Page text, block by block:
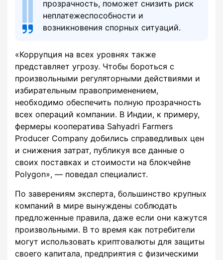
прозрачность, поможет снизить риск
неплатежеспособности и
возникновения спорных ситуаций.
«Коррупция на всех уровнях также
представляет угрозу. Чтобы бороться с
произвольными регуляторными действиями и
избирательным правоприменением,
необходимо обеспечить полную прозрачность
всех операций компании. В Индии, к примеру,
фермеры кооператива Sahyadri Farmers
Producer Company добились справедливых цен
и снижения затрат, публикуя все данные о
своих поставках и стоимости на блокчейне
Polygon», — поведал специалист.
По заверениям эксперта, большинство крупных
компаний в мире вынуждены соблюдать
предложенные правила, даже если они кажутся
произвольными. В то время как потребители
могут использовать криптовалюты для защиты
своего капитала, предприятия с физическими